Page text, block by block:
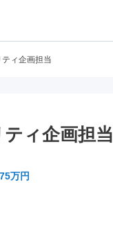
ィ企画担当
ィ企画担当
万円